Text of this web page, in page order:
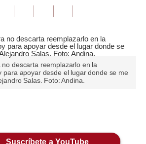
descarta reemplazarlo en la
para apoyar desde el lugar donde se me
Salas. Foto: Andina.
Suscríbete a YouTube